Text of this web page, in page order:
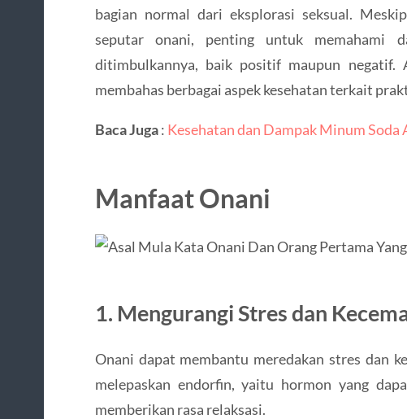
bagian normal dari eksplorasi seksual.
seputar onani, penting untuk memahami
ditimbulkannya, baik positif maupun negatif.
membahas berbagai aspek kesehatan terkait
Baca Juga: Kesehatan dan Dampak Minum Soda
Manfaat Onani
1. Mengurangi Stres dan
Onani dapat membantu meredakan stres dan
melepaskan endorfin, yaitu hormon yang
memberikan rasa relaksasi.